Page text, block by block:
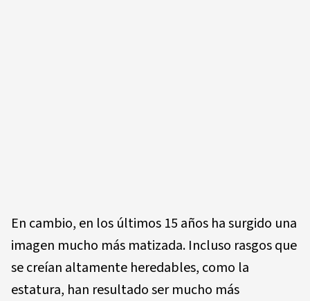
En cambio, en los últimos 15 años ha surgido una
imagen mucho más matizada. Incluso rasgos que
se creían altamente heredables, como la
estatura, han resultado ser mucho más